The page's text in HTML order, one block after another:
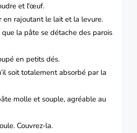
et l'œuf.
en rajoutant le lait et la levure.
que la pâte se détache des parois
en petits dés.
soit totalement absorbé par la
molle et souple, agréable au
Couvrez-la.